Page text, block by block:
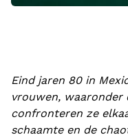
Eind jaren 80 in
vrouwen, waaronder
confronteren ze
schaamte en de